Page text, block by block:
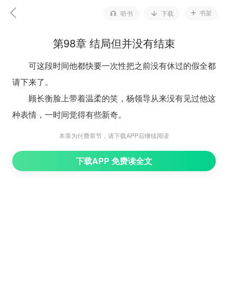
听书 下载 书架
第98章 结局但并没有结束
可这段时间他都快要一次性把之前没有休过的假全都
请下来了。
顾长衡脸上带着温柔的笑，杨领导从来没有见过他这
种表情，一时间觉得有些新奇。
“我决定这段时间陪如玉去看一看婚纱，重新补办一
杨领导皱眉不解，“两个人不都是已经领过证的夫妻
本章为付费章节，请下载APP后继续阅读
下载APP 免费读全文